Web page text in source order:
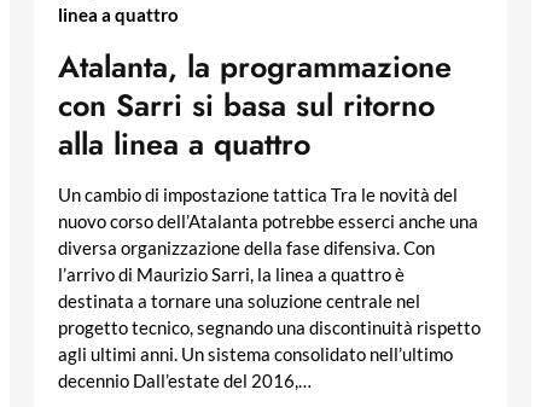
linea a quattro
Atalanta, la programmazione
con Sarri si basa sul ritorno
alla linea a quattro
Un cambio di impostazione tattica Tra le novità del
nuovo corso dell’Atalanta potrebbe esserci anche una
diversa organizzazione della fase difensiva. Con
l’arrivo di Maurizio Sarri, la linea a quattro è
destinata a tornare una soluzione centrale nel
progetto tecnico, segnando una discontinuità rispetto
agli ultimi anni. Un sistema consolidato nell’ultimo
decennio Dall’estate del 2016,…